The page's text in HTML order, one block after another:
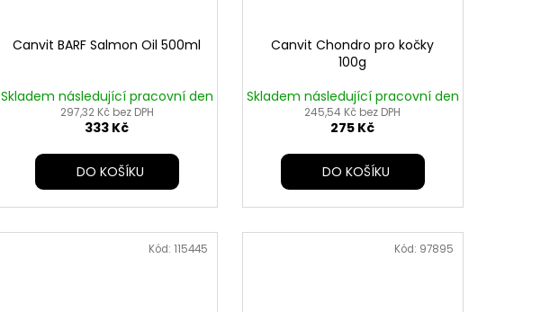
Canvit BARF Salmon Oil 500ml
Skladem následující pracovní den
297,32 Kč bez DPH
333 Kč
DO KOŠÍKU
Canvit Chondro pro kočky
100g
Skladem následující pracovní den
245,54 Kč bez DPH
275 Kč
DO KOŠÍKU
Kód: 115445 Kód: 97895